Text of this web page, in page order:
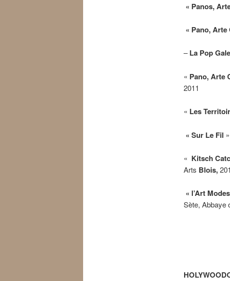
« Panos,
« Pano, Arte
–La Pop
« Pano, Arte
2011
« Les
« Sur Le Fil
« Kitsch
Arts Blois,
« l’Art
Sète, Abbaye